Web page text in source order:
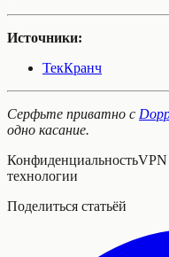
Источники:
ТекКранч
Серфьте приватно с
одно касание.
Конфиденциальность
технологии
Поделиться статьёй